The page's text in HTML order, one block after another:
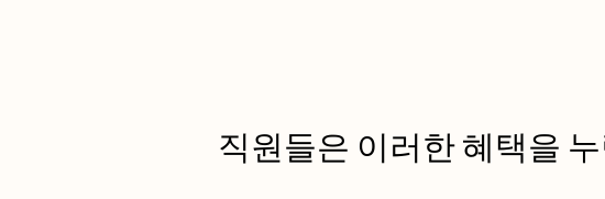
직원들은 이러한 혜택을